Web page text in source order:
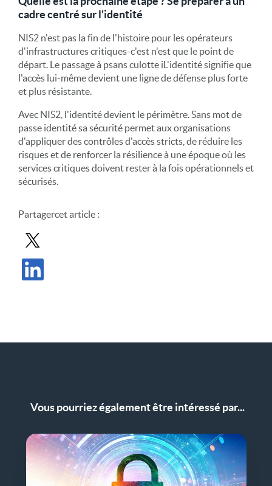
cadre centré sur l'identité
NIS2 n'est pas la fin de l'histoire pour les opérateurs
d'infrastructures critiques-c'est n'est que le point de
départ. Le passage à psans culotte iL'identité signifie que
l'accès lui-même devient une ligne de défense plus forte
et plus résistante.
Avec NIS2, l'identité devient le périmètre. Sans mot de
passe identitésa sécurité permet aux organisations
d'appliquer des contrôles d'accès stricts, de réduire les
risques et de renforcer la résilience à une époque où les
services critiques doivent rester à la fois opérationnels et
sécurisés.
Partagercet article :
Partager le message dans X
Vous pourriez également être intéressé par...